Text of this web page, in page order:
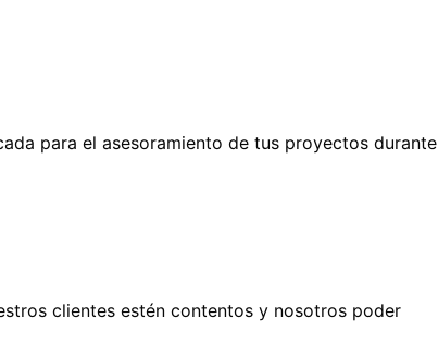
para el asesoramiento de tus proyectos durante
clientes estén contentos y nosotros poder